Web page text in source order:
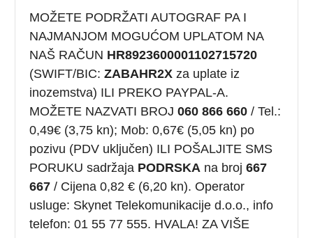
MOŽETE PODRŽATI AUTOGRAF PA I
NAJMANJOM MOGUĆOM UPLATOM NA
NAŠ RAČUN HR8923600001102715720
(SWIFT/BIC: ZABAHR2X za uplate iz
inozemstva) ILI PREKO PAYPAL-A.
MOŽETE NAZVATI BROJ060 866 660 / Tel.:
0,49€ (3,75 kn); Mob: 0,67€ (5,05 kn) po
pozivu (PDV uključen) ILI POŠALJITE SMS
PORUKU sadržaja PODRSKA na broj667
667 / Cijena 0,82 € (6,20 kn). Operator
usluge: Skynet Telekomunikacije d.o.o., info
telefon: 01 55 77 555. HVALA! ZA VIŠE